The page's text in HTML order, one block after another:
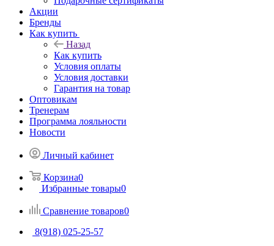
Акции
Бренды
Как купить
Назад
Как купить
Условия оплаты
Условия доставки
Гарантия на товар
Оптовикам
Тренерам
Программа лояльности
Новости
Личный кабинет
Корзина0
Избранные товары0
Сравнение товаров0
8(918) 025-25-57